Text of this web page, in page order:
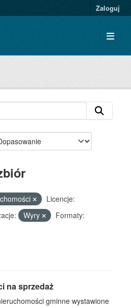
Zaloguj
Licencje:
Wyry
Formaty:
na sprzedaż
gminne wystawione